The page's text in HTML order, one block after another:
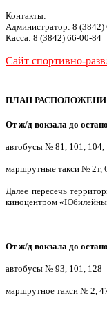
Контакты:
Администратор: 8 (3842)
Касса: 8 (3842) 66-00-84
Сайт спортивно-
ПЛАН
От ж/д вокзала до
автобусы № 81, 101, 104,
маршрутные такси № 2т,
Далее пересечь
киноцентром
От ж/д вокзала до
автобусы № 93, 101, 128
маршрутное такси № 2,